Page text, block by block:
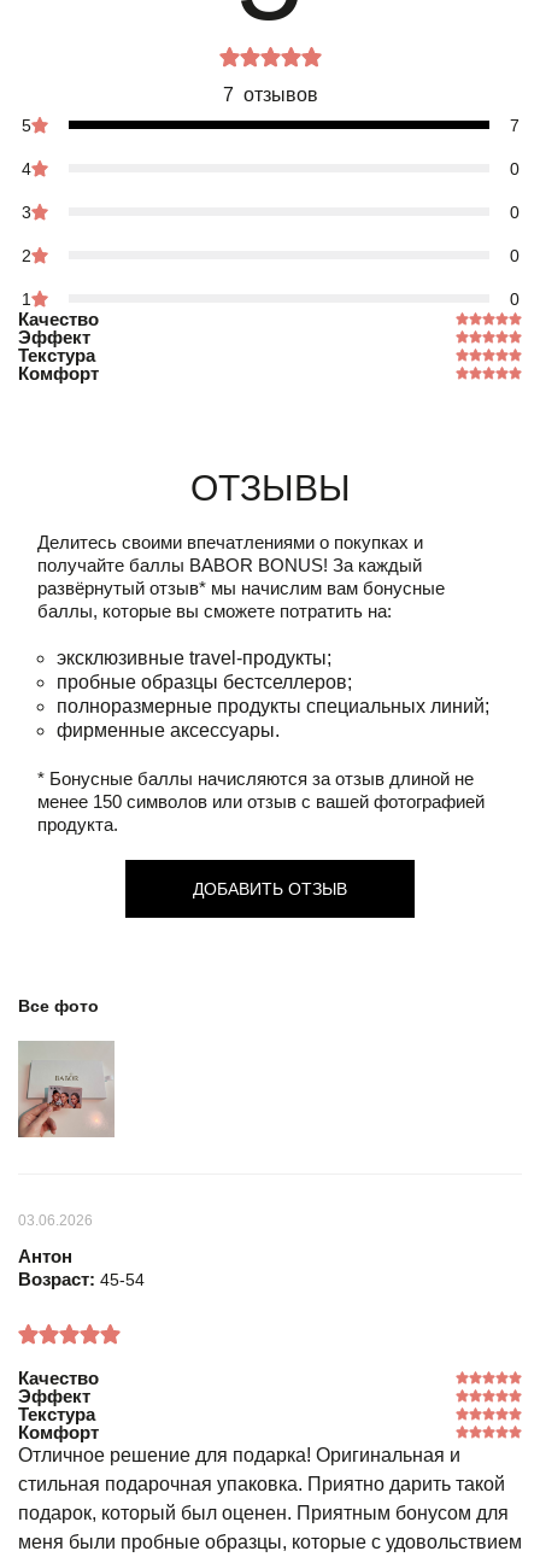
7 отзывов
5 7
4 0
3 0
2 0
1 0
Качество
Эффект
Текстура
Комфорт
Отзывы
Делитесь своими впечатлениями о покупках и
получайте баллы BABOR BONUS! За каждый
развёрнутый отзыв* мы начислим вам бонусные
баллы, которые вы сможете потратить на:
эксклюзивные travel-продукты;
пробные образцы бестселлеров;
полноразмерные продукты специальных линий;
фирменные аксессуары.
* Бонусные баллы начисляются за отзыв длиной не
менее 150 символов или отзыв с вашей фотографией
продукта.
ДОБАВИТЬ ОТЗЫВ
Все фото
03.06.2026
Антон
Возраст: 45-54
Качество
Эффект
Текстура
Комфорт
Отличное решение для подарка! Оригинальная и
стильная подарочная упаковка. Приятно дарить такой
подарок, который был оценен. Приятным бонусом для
меня были пробные образцы, которые с удовольствием